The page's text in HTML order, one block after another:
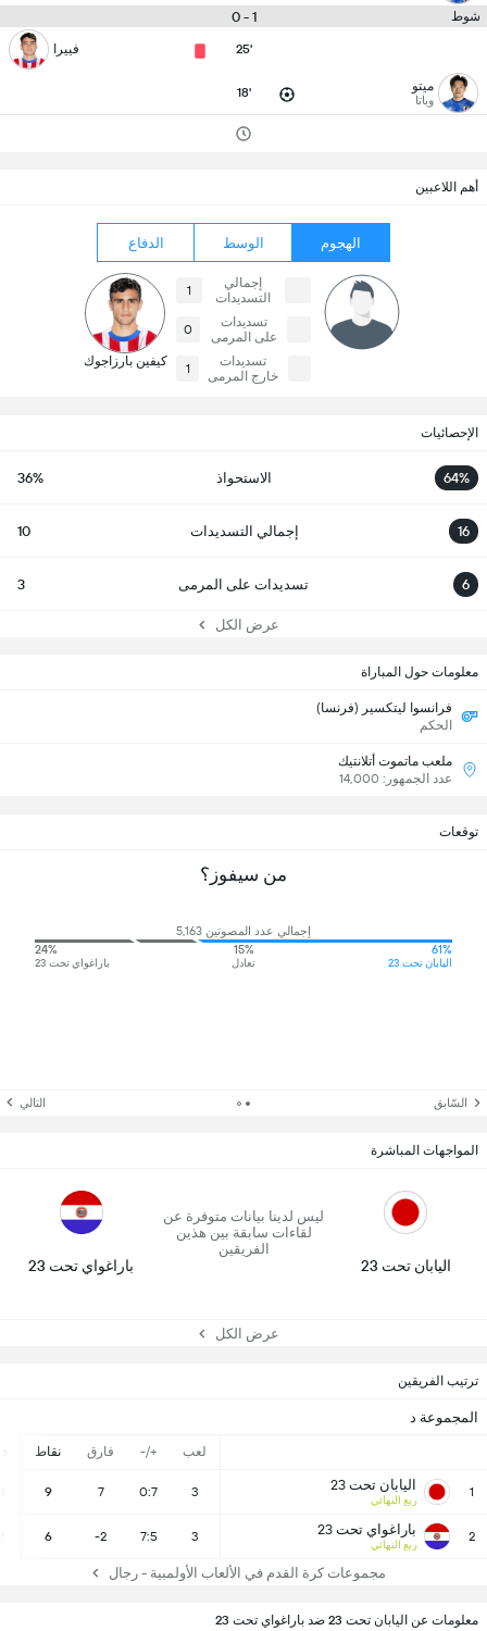
شوط 1 - 0
25' فييرا
ميتو
وباتا 18'
أهم اللاعبين
الهجوم الوسط الدفاع
إجمالي
التسديدات
1
تسديدات
على المرمى
0
تسديدات
خارج المرمى
1 كيفين بارزاجوك
الإحصائيات
64% الاستحواذ 36%
16 إجمالي التسديدات 10
6 تسديدات على المرمى 3
عرض الكل
ترتيب الفريقين
المجموعة د
لعب +/- فارق نقاط
1 اليابان تحت 23
ربع النهائي
3
0:7
7
9
2 باراغواي تحت 23
ربع النهائي
3
7:5
-2
6
مجموعات كرة القدم في الألعاب الأولمبية - رجال
معلومات حول المباراة
فرانسوا ليتكسير (فرنسا)
الحكم
ملعب ماتموت أتلانتيك
عدد الجمهور: 14,000
توقعات
من سيفوز؟
إجمالي عدد المصوتين 5,163
61%
اليابان تحت 23
15%
تعادل
24%
باراغواي تحت 23
السّابق التالي
المواجهات المباشرة
اليابان تحت 23
ليس لدينا بيانات متوفرة عن
لقاءات سابقة بين هذين
الفريقين
باراغواي تحت 23
عرض الكل
معلومات عن اليابان تحت 23 ضد باراغواي تحت 23